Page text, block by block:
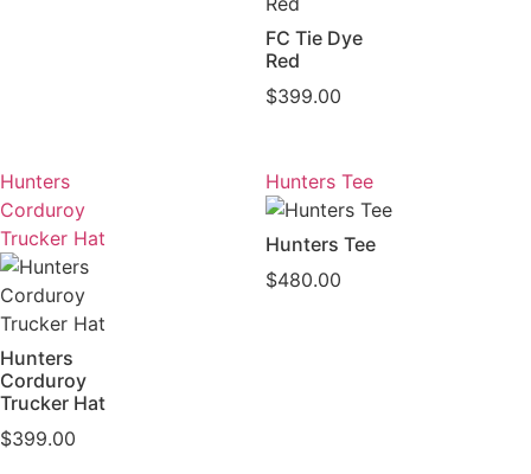
FC Tie Dye
Red
$399.00
Hunters
Corduroy
Trucker Hat
Hunters
Corduroy
Trucker Hat
$399.00
Hunters Tee
Hunters Tee
$480.00